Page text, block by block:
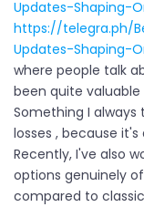
Updates-Shaping-
https://telegra.ph/
Updates-Shaping-
where people talk
been quite
Something I
losses , because
Recently, I've also
options genuinely
compared to